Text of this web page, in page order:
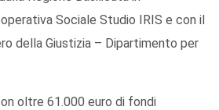
Sociale Studio IRIS e con il
della Giustizia – Dipartimento per
oltre 61.000 euro di fondi